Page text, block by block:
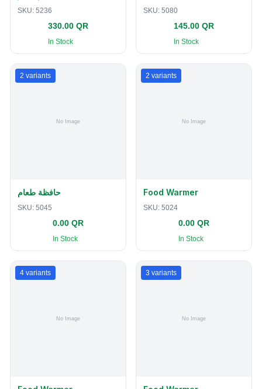
SKU: 5236
330.00 QR
In Stock
SKU: 5080
145.00 QR
In Stock
2 variants
حافظة طعام
SKU: 5045
0.00 QR
In Stock
2 variants
Food Warmer
SKU: 5024
0.00 QR
In Stock
4 variants 3 variants